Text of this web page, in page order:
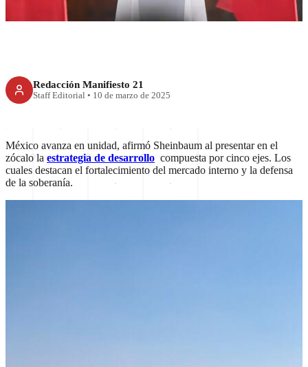
Redacción Manifiesto 21
Staff Editorial • 10 de marzo de 2025
México avanza en unidad, afirmó Sheinbaum al presentar en el
zócalo la estrategia de desarrollo compuesta por cinco ejes. Los
cuales destacan el fortalecimiento del mercado interno y la defensa
de la soberanía.